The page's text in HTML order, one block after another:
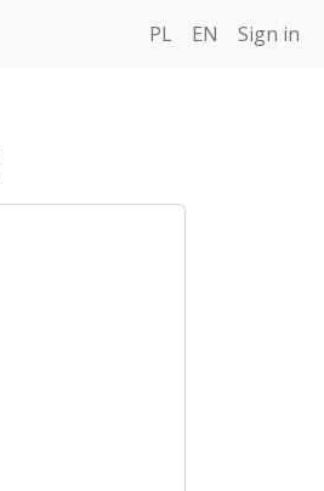
PL EN Sign in